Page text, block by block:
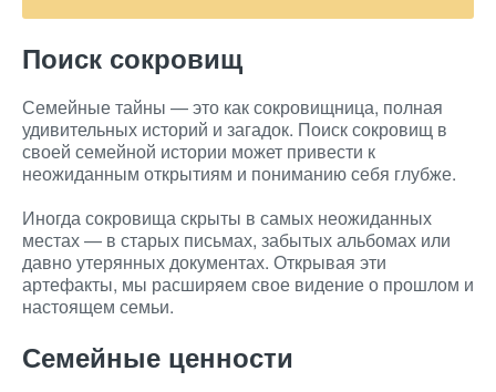
Поиск сокровищ
Семейные тайны — это как сокровищница, полная
удивительных историй и загадок. Поиск сокровищ в
своей семейной истории может привести к
неожиданным открытиям и пониманию себя глубже.
Иногда сокровища скрыты в самых неожиданных
местах — в старых письмах, забытых альбомах или
давно утерянных документах. Открывая эти
артефакты, мы расширяем свое видение о прошлом и
настоящем семьи.
Семейные ценности